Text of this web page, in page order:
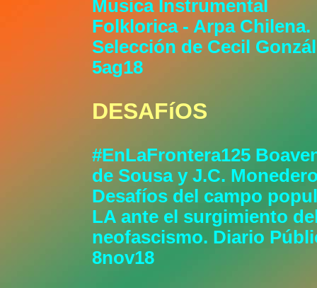
Musica Instrumental
Folklorica - Arpa Chilena.
Selección de Cecil
5ag18
DESAFíOS
#EnLaFrontera125
de Sousa y J.C.
Desafíos del campo
LA ante el surgimiento
neofascismo. Diario
8nov18